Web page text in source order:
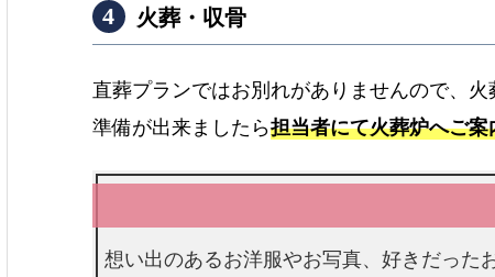
火葬・収骨
直葬プランではお別れがありませんので、火
準備が出来ましたら担当者にて火葬炉へご案
想い出のあるお洋服やお写真、好きだった